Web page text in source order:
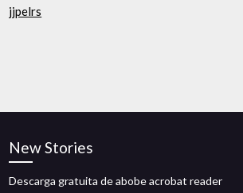
jjpelrs
New Stories
Descarga gratuita de abobe acrobat reader